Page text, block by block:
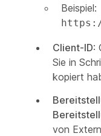
Beispiel:
Client-ID:
Sie in
kopiert
von